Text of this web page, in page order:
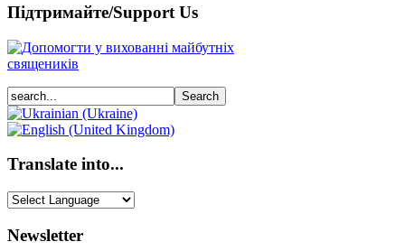
Підтримайте/Support Us
Translate into...
Newsletter